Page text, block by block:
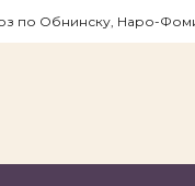
по Обнинску, Наро-